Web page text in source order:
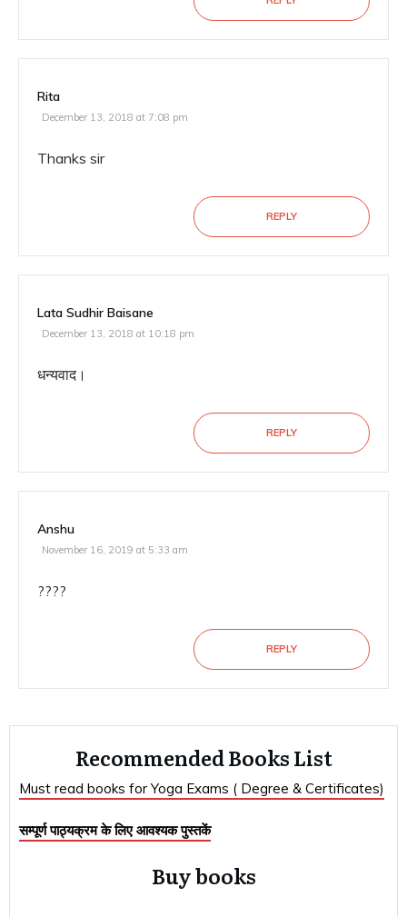
Rita
December 13, 2018 at 7:08 pm
Thanks sir
REPLY
Lata Sudhir Baisane
December 13, 2018 at 10:18 pm
धन्यवाद।
REPLY
Anshu
November 16, 2019 at 5:33 am
????
REPLY
Recommended Books List
Must read books for Yoga Exams ( Degree & Certificates)
सम्पूर्ण पाठ्यक्रम के लिए आवश्यक पुस्तकें
Buy books